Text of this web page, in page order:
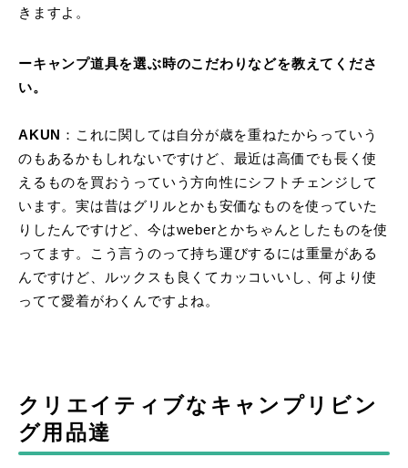
きますよ。
ーキャンプ道具を選ぶ時のこだわりなどを教えてくださ
い。
AKUN
：これに関しては自分が歳を重ねたからっていう
のもあるかもしれないですけど、最近は高価でも長く使
えるものを買おうっていう方向性にシフトチェンジして
います。実は昔はグリルとかも安価なものを使っていた
りしたんですけど、今はweberとかちゃんとしたものを使
ってます。こう言うのって持ち運びするには重量がある
んですけど、ルックスも良くてカッコいいし、何より使
ってて愛着がわくんですよね。
クリエイティブなキャンプリビン
グ用品達